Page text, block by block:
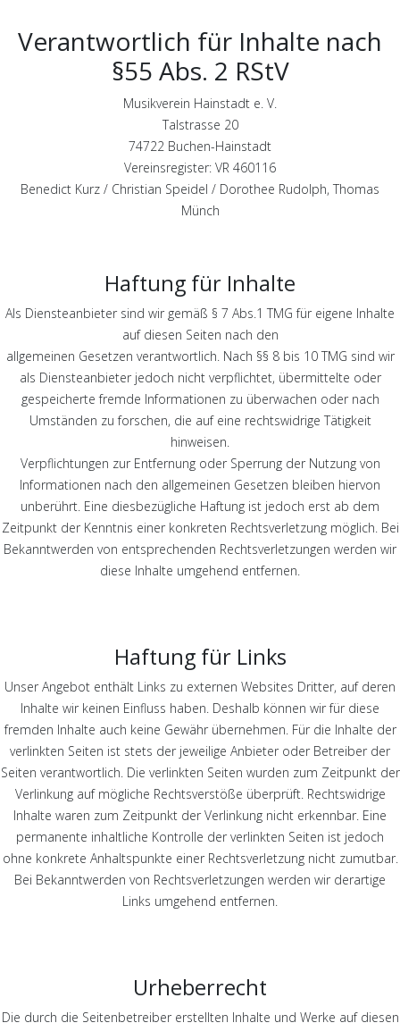
Verantwortlich für Inhalte nach
§55 Abs. 2 RStV
Musikverein Hainstadt e. V.
Talstrasse 20
74722 Buchen-Hainstadt
Vereinsregister: VR 460116
Benedict Kurz / Christian Speidel / Dorothee Rudolph, Thomas
Münch
Haftung für Inhalte
Als Diensteanbieter sind wir gemäß § 7 Abs.1 TMG für eigene Inhalte
auf diesen Seiten nach den
allgemeinen Gesetzen verantwortlich. Nach §§ 8 bis 10 TMG sind wir
als Diensteanbieter jedoch nicht verpflichtet, übermittelte oder
gespeicherte fremde Informationen zu überwachen oder nach
Umständen zu forschen, die auf eine rechtswidrige Tätigkeit
hinweisen.
Verpflichtungen zur Entfernung oder Sperrung der Nutzung von
Informationen nach den allgemeinen Gesetzen bleiben hiervon
unberührt. Eine diesbezügliche Haftung ist jedoch erst ab dem
Zeitpunkt der Kenntnis einer konkreten Rechtsverletzung möglich. Bei
Bekanntwerden von entsprechenden Rechtsverletzungen werden wir
diese Inhalte umgehend entfernen.
Haftung für Links
Unser Angebot enthält Links zu externen Websites Dritter, auf deren
Inhalte wir keinen Einfluss haben. Deshalb können wir für diese
fremden Inhalte auch keine Gewähr übernehmen. Für die Inhalte der
verlinkten Seiten ist stets der jeweilige Anbieter oder Betreiber der
Seiten verantwortlich. Die verlinkten Seiten wurden zum Zeitpunkt der
Verlinkung auf mögliche Rechtsverstöße überprüft. Rechtswidrige
Inhalte waren zum Zeitpunkt der Verlinkung nicht erkennbar. Eine
permanente inhaltliche Kontrolle der verlinkten Seiten ist jedoch
ohne konkrete Anhaltspunkte einer Rechtsverletzung nicht zumutbar.
Bei Bekanntwerden von Rechtsverletzungen werden wir derartige
Links umgehend entfernen.
Urheberrecht
Die durch die Seitenbetreiber erstellten Inhalte und Werke auf diesen